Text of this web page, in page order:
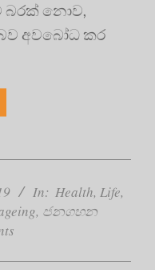
බරක් නොව,
අවබෝධ කර
In: Health, Life,
, ජනගහන